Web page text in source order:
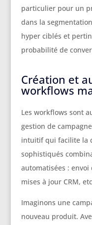
particulier pour un
dans la
hyper ciblés et
probabilité de
Création et
workflows
Les workflows sont
gestion de
intuitif qui facilite la
sophistiqués
automatisées : envoi
mises à jour CRM,
Imaginons une
nouveau produit.